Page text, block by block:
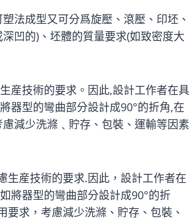
法成型又可分爲旋壓、滾壓、印坯、
凹的)、坯體的質量要求(如致密度大
産技術的要求。因此,設計工作者在具
器型的彎曲部分設計成90°的折角,在
減少洗滌﹑貯存、包裝、運輸等因素
生産技術的要求.因此，設計工作者在
將器型的彎曲部分設計成90°的折
求，考慮減少洗滌、貯存、包裝、